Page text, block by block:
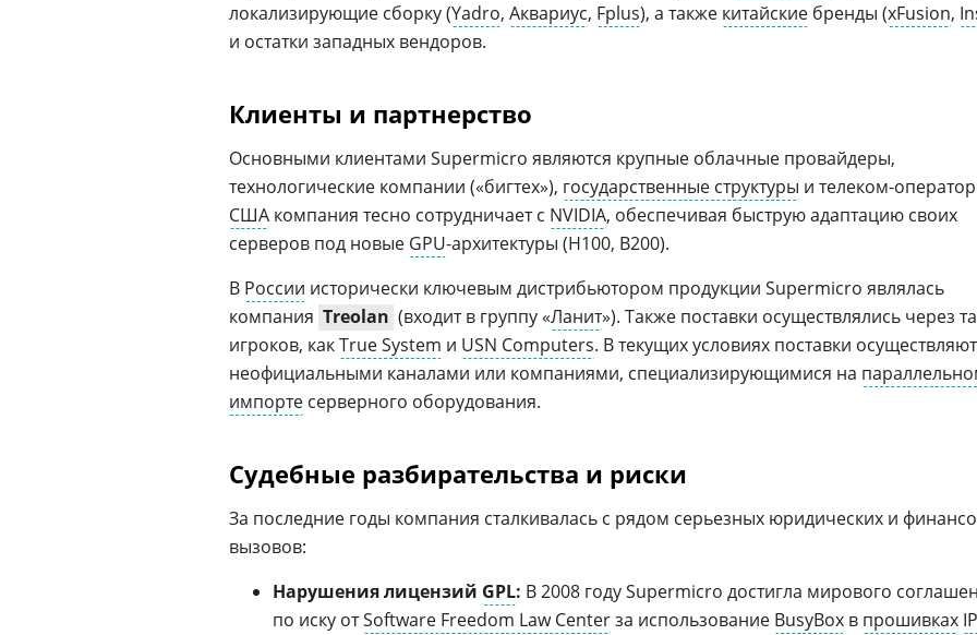
локализирующие сборку (Yadro, Аквариус, Fplus), а также китайские бренды (xFusion,
и остатки западных вендоров.
Клиенты и партнерство
Основными клиентами Supermicro являются крупные облачные провайдеры,
технологические компании («бигтех»), государственные структуры и телеком-
США компания тесно сотрудничает с NVIDIA, обеспечивая быструю адаптацию своих
серверов под новые GPU-архитектуры (H100, B200).
В России исторически ключевым дистрибьютором продукции Supermicro являлась
компания Treolan (входит в группу «Ланит»). Также поставки осуществлялись через
игроков, какTrue System и USN Computers. В текущих условиях поставки
неофициальными каналами или компаниями, специализирующимися на
импорте серверного оборудования.
Судебные разбирательства и риски
За последние годы компания сталкивалась с рядом серьезных юридических и
вызовов:
Нарушения лицензий GPL: В 2008 году Supermicro достигла мирового
по иску отSoftware Freedom Law Centerза использование BusyBox в прошивках